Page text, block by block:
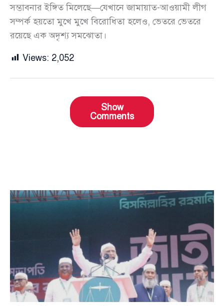
সম্ভাবনার ইঙ্গিত মিলেছে—যেখানে জামায়াত-আওয়ামী লীগ
সম্পর্ক হয়তো মুখে মুখে বিরোধিতা হলেও, ভেতরে ভেতরে
রয়েছে এক অদৃশ্য সমঝোতা।
Views: 2,052
Show
Comments